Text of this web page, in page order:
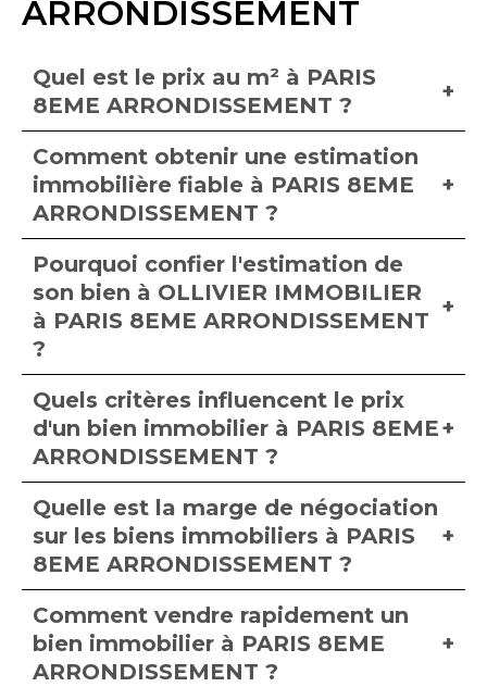
ARRONDISSEMENT
Quel est le prix au m² à PARIS
8EME ARRONDISSEMENT ?
Comment obtenir une estimation
immobilière fiable à PARIS 8EME
ARRONDISSEMENT ?
Pourquoi confier l'estimation de
son bien à OLLIVIER IMMOBILIER
à PARIS 8EME ARRONDISSEMENT
?
Quels critères influencent le prix
d'un bien immobilier à PARIS 8EME
ARRONDISSEMENT ?
Quelle est la marge de négociation
sur les biens immobiliers à PARIS
8EME ARRONDISSEMENT ?
Comment vendre rapidement un
bien immobilier à PARIS 8EME
ARRONDISSEMENT ?